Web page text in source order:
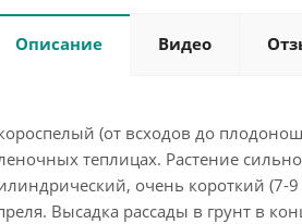
Описание Видео
(от всходов до
теплицах. Растение
очень короткий (7-
Высадка рассады в грунт в